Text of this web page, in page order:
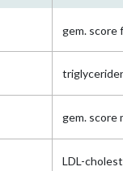
gem. score
gem. score
LDL-